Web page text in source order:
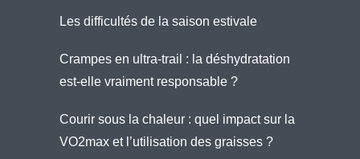
Les difficultés de la saison estivale
Crampes en ultra-trail : la déshydratation
est-elle vraiment responsable ?
Courir sous la chaleur : quel impact sur la
VO2max et l’utilisation des graisses ?